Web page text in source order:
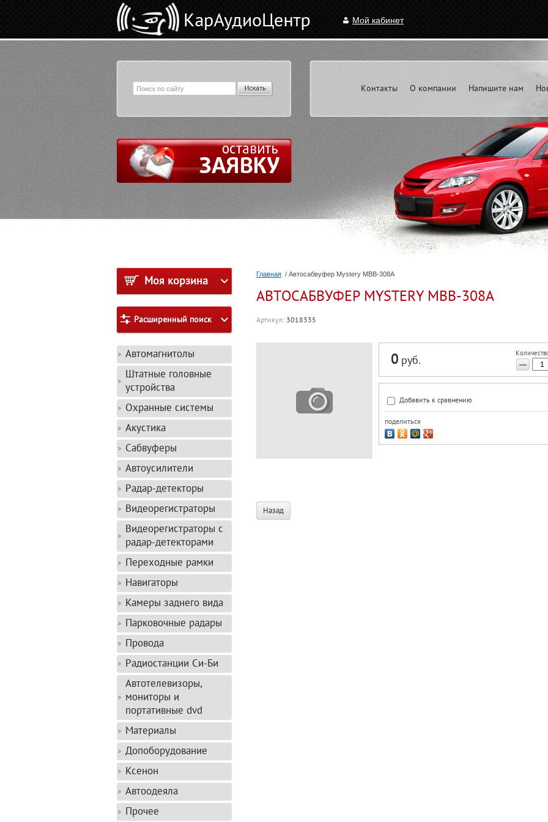
Мой кабинет
Контакты О компании Напишите нам
Главная / Автосабвуфер Mystery MBB-308A
АВТОСАБВУФЕР MYSTERY MBB-308A
Артикул: 3018335
0 руб. −
Добавить к сравнению
поделиться
Назад
Моя корзина
Расширенный поиск
Автомагнитолы
Штатные головные
устройства
Охранные системы
Акустика
Сабвуферы
Автоусилители
Радар-детекторы
Видеорегистраторы
Видеорегистраторы с
радар-детекторами
Переходные рамки
Навигаторы
Камеры заднего вида
Парковочные радары
Провода
Радиостанции Си-Би
Автотелевизоры,
мониторы и
портативные dvd
Материалы
Допоборудование
Ксенон
Автоодеяла
Прочее